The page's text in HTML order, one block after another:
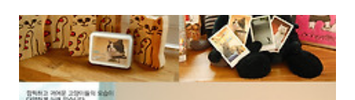
과 오래 가는 인연을 맺고 싶습니다. 고단한 길고양이의 삶에 힘이 되어
줄 누군가가 있다면 그것은 자주 보는 밥 배달 아줌마도 아니고, 가끔 간
식거리를 챙겨주는 형 누나들도 아니고, 언제나 같은 곳을 함께 바라보며
어려움을 헤쳐나가는 가족일 겁니다. 한 날 한 시에 태어나 생김새마저
똑같은 쌍둥이 길고양이는 기분이 언짢을 때도 함께 언짢은가 봅..